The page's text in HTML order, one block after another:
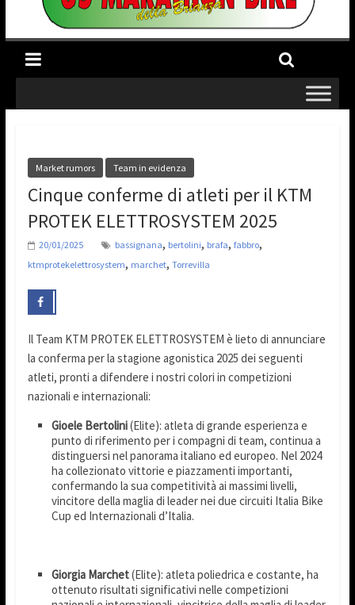
Market rumors Team in evidenza
Cinque conferme di atleti per il KTM
PROTEK ELETTROSYSTEM 2025
20/01/2025 bassignana, bertolini, brafa, fabbro,
ktmprotekelettrosystem, marchet, Torrevilla
Il Team KTM PROTEK ELETTROSYSTEM è lieto di annunciare
la conferma per la stagione agonistica 2025 dei seguenti
atleti, pronti a difendere i nostri colori in competizioni
nazionali e internazionali:
Gioele Bertolini(Elite): atleta di grande esperienza e
punto di riferimento per i compagni di team, continua a
distinguersi nel panorama italiano ed europeo. Nel 2024
ha collezionato vittorie e piazzamenti importanti,
confermando la sua competitività ai massimi livelli,
vincitore della maglia di leader nei due circuiti Italia Bike
Cup ed Internazionali d’Italia.
Giorgia Marchet(Elite): atleta poliedrica e costante, ha
ottenuto risultati significativi nelle competizioni